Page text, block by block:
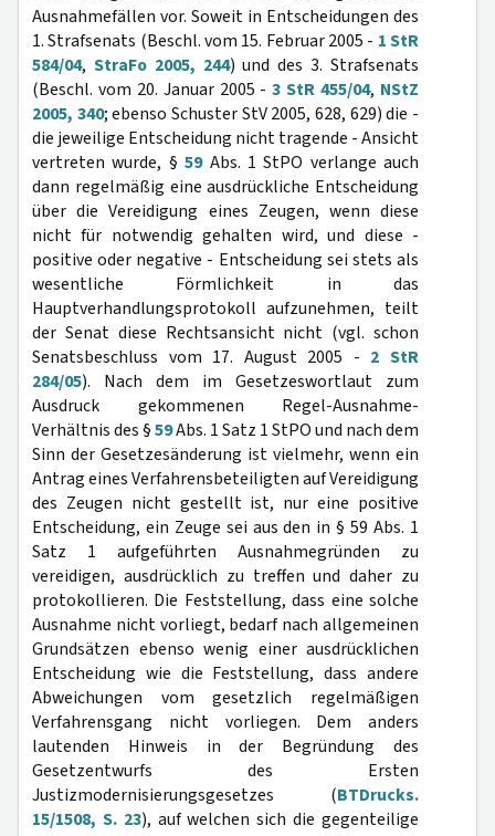
Ausnahmefällen vor. Soweit in Entscheidungen des
1. Strafsenats (Beschl. vom 15. Februar 2005 - 1 StR
584/04, StraFo 2005, 244) und des 3. Strafsenats
(Beschl. vom 20. Januar 2005 -3 StR 455/04, NStZ
2005, 340; ebenso Schuster StV 2005, 628, 629) die -
die jeweilige Entscheidung nicht tragende - Ansicht
vertreten wurde, §59Abs. 1 StPO verlange auch
dann regelmäßig eine ausdrückliche Entscheidung
über die Vereidigung eines Zeugen, wenn diese
nicht für notwendig gehalten wird, und diese -
positive oder negative - Entscheidung sei stets als
wesentliche Förmlichkeit in das
Hauptverhandlungsprotokoll aufzunehmen, teilt
der Senat diese Rechtsansicht nicht (vgl. schon
Senatsbeschluss vom 17. August 2005 - 2 StR
284/05). Nach dem im Gesetzeswortlaut zum
Ausdruck gekommenen Regel-Ausnahme-
Verhältnis des §59Abs. 1 Satz 1 StPO und nach dem
Sinn der Gesetzesänderung ist vielmehr, wenn ein
Antrag eines Verfahrensbeteiligten auf Vereidigung
des Zeugen nicht gestellt ist, nur eine positive
Entscheidung, ein Zeuge sei aus den in § 59 Abs. 1
Satz 1 aufgeführten Ausnahmegründen zu
vereidigen, ausdrücklich zu treffen und daher zu
protokollieren. Die Feststellung, dass eine solche
Ausnahme nicht vorliegt, bedarf nach allgemeinen
Grundsätzen ebenso wenig einer ausdrücklichen
Entscheidung wie die Feststellung, dass andere
Abweichungen vom gesetzlich regelmäßigen
Verfahrensgang nicht vorliegen. Dem anders
lautenden Hinweis in der Begründung des
Gesetzentwurfs des Ersten
Justizmodernisierungsgesetzes (BTDrucks.
15/1508, S. 23), auf welchen sich die gegenteilige